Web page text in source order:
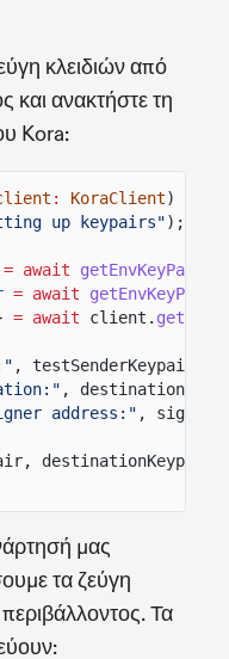
κλειδιών από
και ανακτήστε τη
Kora:
: KoraClient) {
up keypairs");
= await getEnvKeyPair
= await getEnvKeyPair
= await client.
,
,
address:" ,
μας
τα ζεύγη
Τα